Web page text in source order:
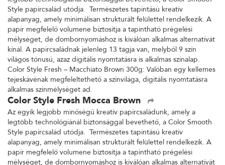
Style papírcsalád utódja. Természetes tapintású kreatív
alapanyag, amely minimálisan strukturált felülettel rendelkezik. A
papír megfelelő volumene biztosítja a tapintható prégelési
mélységet, de dombornyomáshoz is kiválóan alkalmas alternatívát
kínál. A papírcsaládnak jelenleg 13 tagja van, melyből 9 szín
világos tónusú, azaz digitális nyomtatásra is alkalmas színalap.
Color Style Fresh – Macchiato Brown 300g: Valóban egy kellemes
tejeskávénak megfeleltethető a színvilága, digitális nyomtatásra
alkalmas színmélységet ad.
Color Style Fresh Mocca Brown
Az egyik legjobb minőségű kreatív papírcsaládunk, amely a
legtöbb technológiánál biztonsággal bevethető, a Color Smooth
Style papírcsalád utódja. Természetes tapintású kreatív
alapanyag, amely minimálisan strukturált felülettel rendelkezik. A
papír megfelelő volumene biztosítja a tapintható prégelési
mélységet, de dombornyomáshoz is kiválóan alkalmas alternatívát